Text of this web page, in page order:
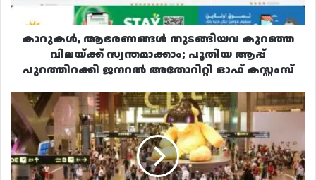
ആപ്പ്
പുറത്തിറക്കി
ജനറൽ
അതോറിറ്റി
ഓഫ്
കാറുകൾ, ആഭരണങ്ങൾ തുടങ്ങിയവ കുറഞ്ഞ
വിലയ്ക്ക് സ്വന്തമാക്കാം; പുതിയ ആപ്പ്
പുറത്തിറക്കി ജനറൽ അതോറിറ്റി ഓഫ് കസ്റ്റംസ്
സാധാരണനില
കൈവരിച്ച്
ഹമദ്
എയർപോർട്ട്;
യാത്രക്കാർ
ഓൺലൈൻ